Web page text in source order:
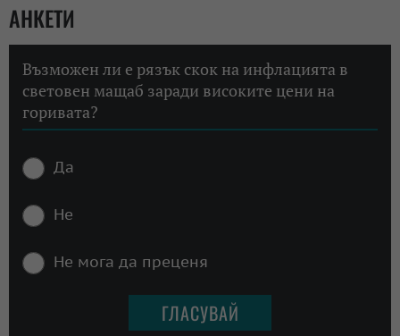
АНКЕТИ
Възможен ли е рязък скок на инфлацията в
световен мащаб заради високите цени на
горивата?
Да
Не
Не мога да преценя